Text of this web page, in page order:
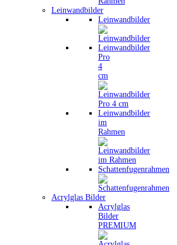
Leinwandbilder
Leinwandbilder
Leinwandbilder
Pro
4
cm
Leinwandbilder
im
Rahmen
Schattenfugenrahmen
Acrylglas Bilder
Acrylglas
Bilder
PREMIUM